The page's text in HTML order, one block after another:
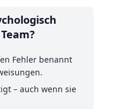
Fehler benannt
– auch wenn sie